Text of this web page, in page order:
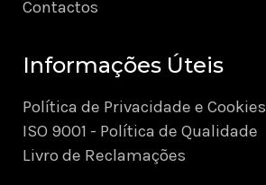
Contactos
Informações Úteis
Política de Privacidade e Cookies
ISO 9001 - Política de Qualidade
Livro de Reclamações